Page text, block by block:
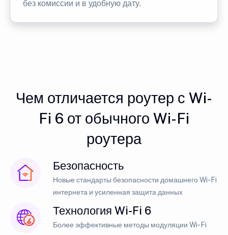
без комиссии и в удобную дату.
Чем отличается роутер с Wi-
Fi 6 от обычного Wi-Fi
роутера
Безопасность
Новые стандарты безопасности домашнего Wi-Fi
интернета и усиленная защита данных
Технология Wi-Fi 6
Более эффективные методы модуляции Wi-Fi